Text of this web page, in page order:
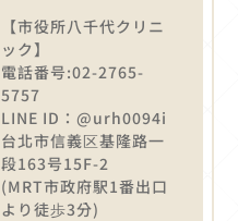
【市役所八千代クリニ
ック】
電話番号:02-2765-
5757
LINE ID：@urh0094i
台北市信義区基隆路一
段163号15F-2
(MRT市政府駅1番出口
より徒歩3分)